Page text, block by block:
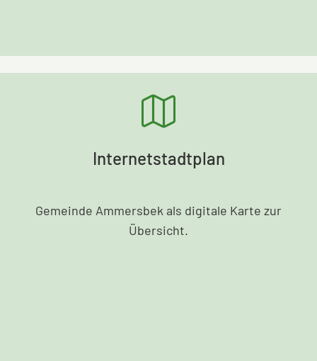
Internetstadtplan
Gemeinde Ammersbek als digitale Karte zur
Übersicht.